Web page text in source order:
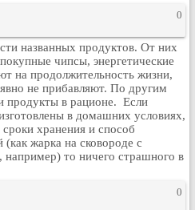
0
названных продуктов. От них
чипсы, энергетические
на продолжительность жизни,
не прибавляют. По другим
продукты в рационе. Если
в домашних условиях,
хранения и способ
жарка на сковороде с
например) то ничего страшного в
0